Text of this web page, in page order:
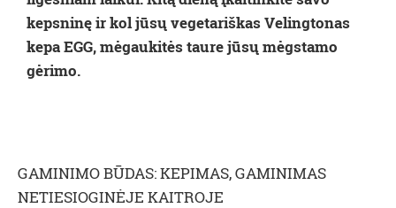
kepsninę ir kol jūsų vegetariškas Velingtonas
kepa EGG, mėgaukitės taure jūsų mėgstamo
gėrimo.
GAMINIMO BŪDAS: KEPIMAS, GAMINIMAS
NETIESIOGINĖJE KAITROJE